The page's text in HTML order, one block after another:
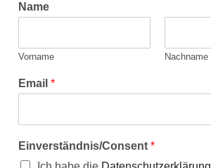
Name
Vorname Nachname
Email *
Einverständnis/Consent *